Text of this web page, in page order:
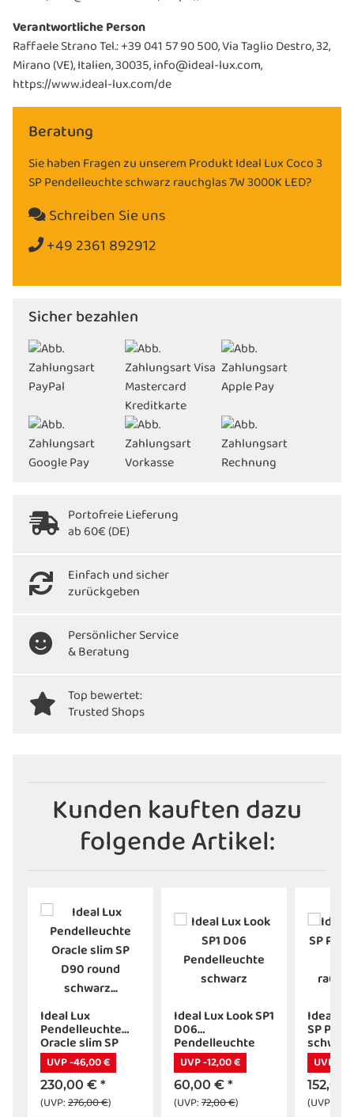
Verantwortliche Person
Raffaele Strano Tel.: +39 041 57 90 500, Via Taglio Destro, 32,
Mirano (VE), Italien, 30035, info@ideal-lux.com,
https://www.ideal-lux.com/de
Beratung
Sie haben Fragen zu unserem Produkt Ideal Lux Coco 3
SP Pendelleuchte schwarz rauchglas 7W 3000K LED?
Schreiben Sie uns
+49 2361 892912
Sicher bezahlen
Portofreie Lieferung
ab 60€ (DE)
Einfach und sicher
zurückgeben
Persönlicher Service
& Beratung
Top bewertet:
Trusted Shops
Kunden kauften dazu
folgende Artikel:
Ideal Lux
Pendelleuchte
Oracle slim SP
D90 round
schwarz 3000K
UVP -46,00 €
230,00 € *
(UVP:276,00 €)
Ideal Lux Look SP1
D06
Pendelleuchte
schwarz
UVP -12,00 €
60,00 € *
(UVP:72,00 €)
Ideal
SP
schwarz
3000K
UVP -
152,00
(UVP: